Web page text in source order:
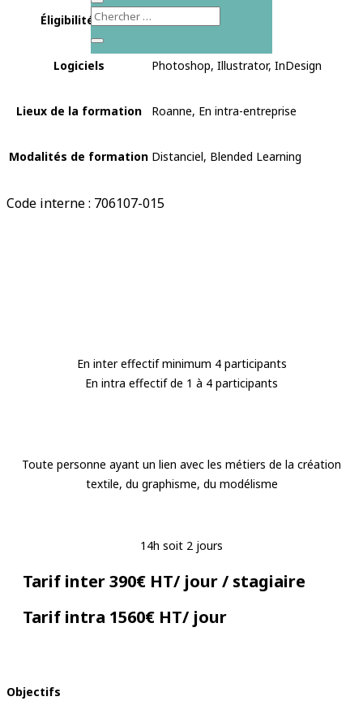
Éligibilité CPF
Logiciels Photoshop, Illustrator, InDesign
Lieux de la formation Roanne, En intra-entreprise
Modalités de formation Distanciel, Blended Learning
Code interne : 706107-015
En inter effectif minimum 4 participants
En intra effectif de 1 à 4 participants
Toute personne ayant un lien avec les métiers de la création
textile, du graphisme, du modélisme
14h soit 2 jours
Tarif inter 390€ HT/ jour / stagiaire
Tarif intra 1560€ HT/ jour
Objectifs